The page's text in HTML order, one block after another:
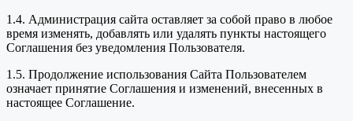
1.4. Администрация сайта оставляет за собой право в любое
время изменять, добавлять или удалять пункты настоящего
Соглашения без уведомления Пользователя.
1.5. Продолжение использования Сайта Пользователем
означает принятие Соглашения и изменений, внесенных в
настоящее Соглашение.